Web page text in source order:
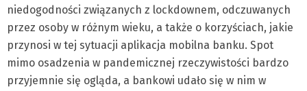
niedogodności związanych z lockdownem, odczuwanych
przez osoby w różnym wieku, a także o korzyściach, jakie
przynosi w tej sytuacji aplikacja mobilna banku. Spot
mimo osadzenia w pandemicznej rzeczywistości bardzo
przyjemnie się ogląda, a bankowi udało się w nim w